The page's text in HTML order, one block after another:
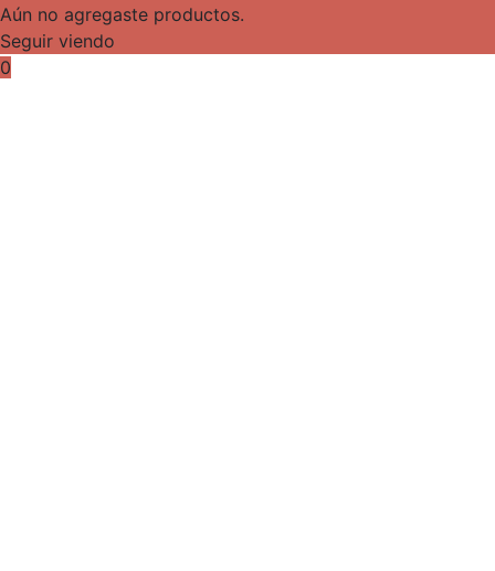
Aún no agregaste productos.
Seguir viendo
0